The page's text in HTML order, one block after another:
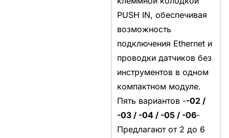
PUSH IN, обеспечивая
возможность
подключения Ethernet и
проводки датчиков без
инструментов в одном
компактном модуле.
Пять вариантов --02 /
-03 / -04 / -05 / -06-
Предлагают от 2 до 6